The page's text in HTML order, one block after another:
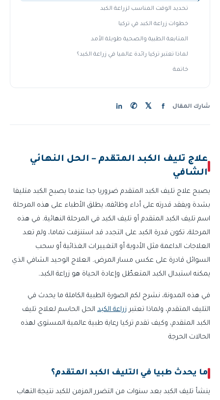
تحديد الوقت المناسب لزراعة الكبد
خطوات زراعة الكبد في تركيا
المتابعة الطبية والصحية طويلة الأمد
لماذا تعتبر تركيا رائدة عالميا في زراعة الكبد؟
خاتمة
شارك المقال f
𝕏
✆
in
علاج تليف الكبد المتقدم – الحل النهائي
الشافي
يصبح علاج تليف الكبد المتقدم ضروريا جدا عندما يصبح الكبد متليفا
بشدة ويفقد قدرته على أداء وظائفه، يطلق الأطباء على هذه المرحلة
اسم تليف الكبد المتقدم أو تليف الكبد في المرحلة النهائية. في هذه
المرحلة، تكون قدرة الكبد على التجدد قد استنزفت تماما، ولم تعد
العلاجات الداعمة مثل الأدوية أو التغييرات الغذائية أو سحب
السوائل قادرة على عكس مسار المرض. العلاج الوحيد الشافي الذي
يمكنه استبدال الكبد المتعطّل وإعادة الحياة هو زراعة الكبد.
في هذه المدونة، نشرح لكم الصورة الطبية الكاملة ما يحدث في
التليف المتقدم، ولماذا تعتبر زراعة الكبد الحل الحاسم لعلاج تليف
الكبد المتقدم، وكيف تقدم تركيا رعاية طبية عالمية المستوى لهذه
الحالات الحرجة
ما يحدث طبيا في التليف الكبد المتقدم؟
ينشأ تليف الكبد بعد سنوات من التضرر المزمن للكبد نتيجة التهاب